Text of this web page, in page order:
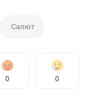
Салют
0 0